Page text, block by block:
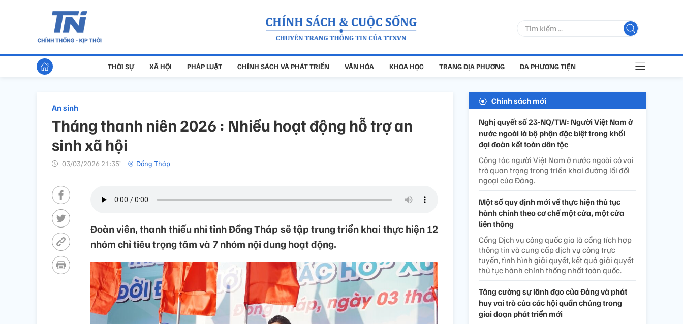
THỜI SỰ XÃ HỘI PHÁP LUẬT CHÍNH SÁCH VÀ PHÁT TRIỂN VĂN HÓA KHOA HỌC TRANG ĐỊA PHƯƠNG ĐA PHƯƠNG TIỆN
An sinh
Tháng thanh niên 2026 : Nhiều hoạt động hỗ trợ an
sinh xã hội
03/03/2026 21:35’ Đồng Tháp
Đoàn viên, thanh thiếu nhi tỉnh Đồng Tháp sẽ tập trung triển khai thực hiện 12
nhóm chỉ tiêu trọng tâm và 7 nhóm nội dung hoạt động.
Chính sách mới
Nghị quyết số 23-NQ/TW: Người Việt Nam ở
nước ngoài là bộ phận đặc biệt trong khối
đại đoàn kết toàn dân tộc
Công tác người Việt Nam ở nước ngoài có vai
trò quan trọng trong triển khai đường lối đối
ngoại của Đảng.
Một số quy định mới về thực hiện thủ tục
hành chính theo cơ chế một cửa, một cửa
liên thông
Cổng Dịch vụ công quốc gia là cổng tích hợp
thông tin và cung cấp dịch vụ công trực
tuyến, tình hình giải quyết, kết quả giải quyết
thủ tục hành chính thống nhất toàn quốc.
Tăng cường sự lãnh đạo của Đảng và phát
huy vai trò của các hội quần chúng trong
giai đoạn phát triển mới